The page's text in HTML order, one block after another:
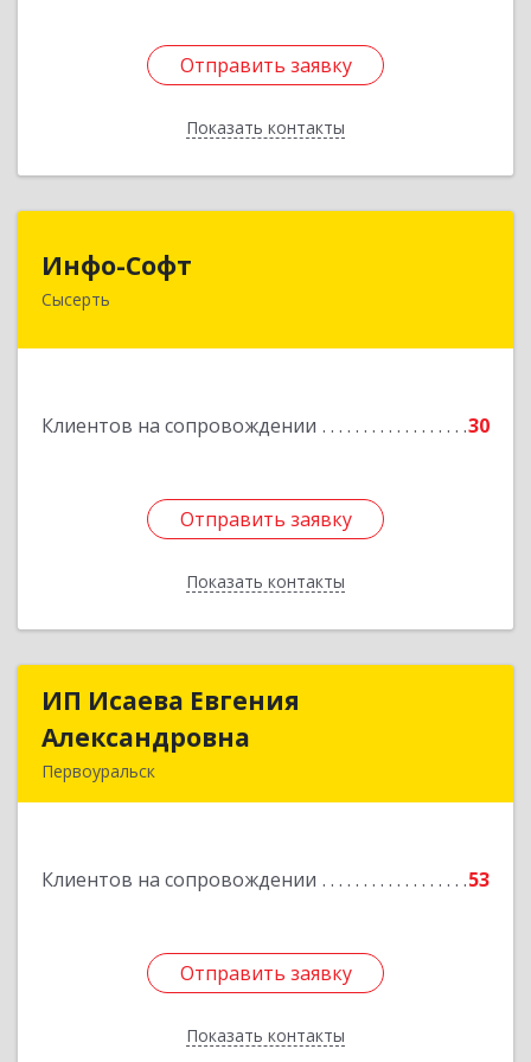
Отправить заявку
Показать контакты
Отправить заявку
Назад
Инфо-Софт
Сысерть
Клиентов на сопровождении 30
Отправить заявку
Показать контакты
624021, Свердловская обл, Сысерть г, Коммуны
Отправить заявку
Назад
ИП Исаева Евгения
Александровна
Первоуральск
Клиентов на сопровождении 53
Отправить заявку
Показать контакты
ИП Исаева Евгения
Отправить заявку
Назад